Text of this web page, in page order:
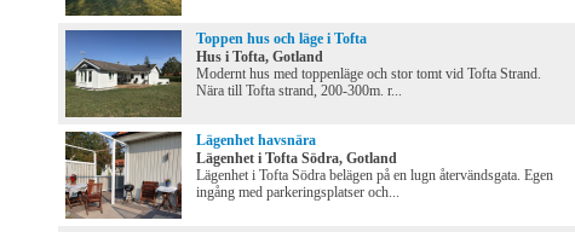
Toppen hus och läge i Tofta
Hus i Tofta, Gotland
Modernt hus med toppenläge och stor tomt vid Tofta Strand.
Nära till Tofta strand, 200-300m. r...
Lägenhet havsnära
Lägenhet i Tofta Södra, Gotland
Lägenhet i Tofta Södra belägen på en lugn återvändsgata. Egen
ingång med parkeringsplatser och...